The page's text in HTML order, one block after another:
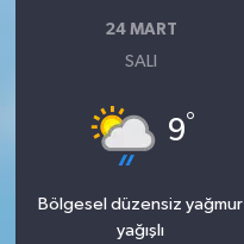
24 MART
SALI
9°
Bölgesel düzensiz yağmur
yağışlı